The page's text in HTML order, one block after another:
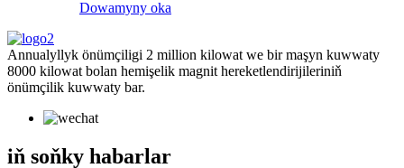
Dowamyny oka
Annualyllyk önümçiligi 2 million kilowat we bir maşyn kuwwaty
8000 kilowat bolan hemişelik magnit hereketlendirijileriniň
önümçilik kuwwaty bar.
iň soňky habarlar